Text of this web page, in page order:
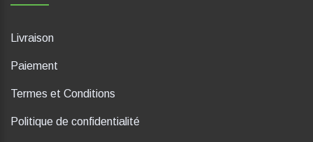
Livraison
Paiement
Termes et Conditions
Politique de confidentialité